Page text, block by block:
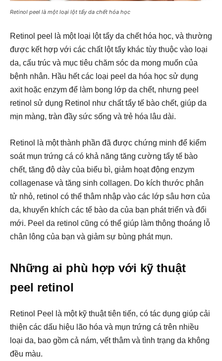
Retinol peel là một loại lột tẩy da chết hóa học
Retinol peel là một loại lột tẩy da chết hóa học, và thường
được kết hợp với các chất lột tẩy khác tùy thuộc vào loại
da, cấu trúc và mục tiêu chăm sóc da mong muốn của
bệnh nhân. Hầu hết các loại peel da hóa học sử dụng
axit hoặc enzym để làm bong lớp da chết, nhưng peel
retinol sử dụng Retinol như chất tẩy tế bào chết, giúp da
mịn màng, tràn đầy sức sống và trẻ hóa lâu dài.
Retinol là một thành phần đã được chứng minh để kiểm
soát mụn trứng cá có khả năng tăng cường tẩy tế bào
chết, tăng độ dày của biểu bì, giảm hoạt động enzym
collagenase và tăng sinh collagen. Do kích thước phân
tử nhỏ, retinol có thể thâm nhập vào các lớp sâu hơn của
da, khuyến khích các tế bào da của bạn phát triển và đổi
mới. Peel da retinol cũng có thể giúp làm thông thoáng lỗ
chân lông của bạn và giảm sự bùng phát mụn.
Những ai phù hợp với kỹ thuật
peel retinol
Retinol Peel là một kỹ thuật tiên tiến, có tác dụng giúp cải
thiện các dấu hiệu lão hóa và mụn trứng cá trên nhiều
loại da, bao gồm cả nám, vết thâm và tình trạng da không
đều màu.